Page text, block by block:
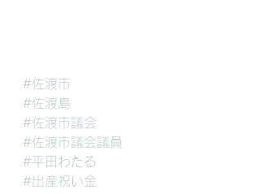
#佐渡市
#佐渡島
#佐渡市議会
#佐渡市議会議員
#平田わたる
#出産祝い金